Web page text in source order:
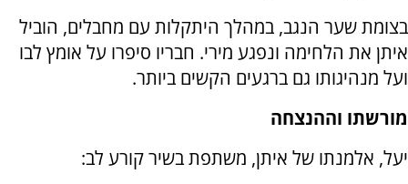
בצומת שער הנגב, במהלך היתקלות עם מחבלים, הוביל
איתן את הלחימה ונפגע מירי. חבריו סיפרו על אומץ לבו
ועל מנהיגותו גם ברגעים הקשים ביותר.
מורשתו וההנצחה
יעל, אלמנתו של איתן, משתפת בשיר קורע לב: